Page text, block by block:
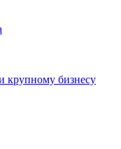
крупному бизнесу